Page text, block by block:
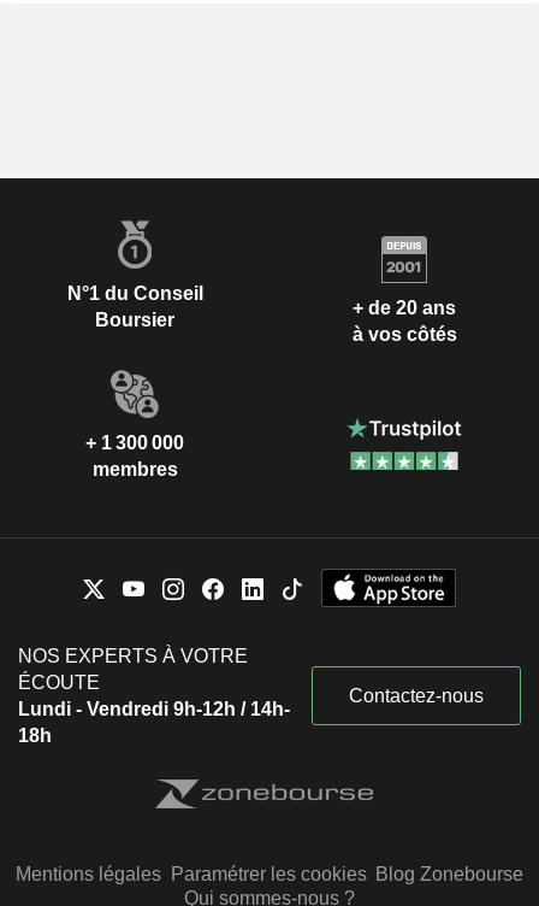
N°1 du Conseil
Boursier
+ de 20 ans
à vos côtés
+ 1 300 000
membres
NOS EXPERTS À VOTRE
ÉCOUTE
Lundi - Vendredi 9h-12h / 14h-
18h
Contactez-nous
Mentions légales Paramétrer les cookies Blog Zonebourse
Qui sommes-nous ?